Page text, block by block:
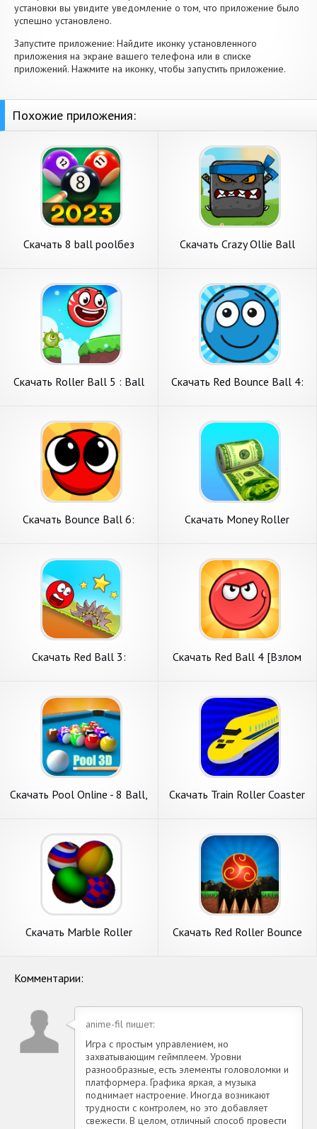
установки вы увидите уведомление о том, что приложение было
успешно установлено.
Запустите приложение: Найдите иконку установленного
приложения на экране вашего телефона или в списке
приложений. Нажмите на иконку, чтобы запустить приложение.
Похожие приложения:
Скачать 8 ball poolбез
Скачать Crazy Ollie Ball
Скачать Roller Ball 5 : Ball
Скачать Red Bounce Ball 4:
Андроид
Скачать Bounce Ball 6:
Скачать Money Roller
Скачать Red Ball 3:
Андроид
Скачать Red Ball 4 [Взлом
Скачать Pool Online - 8 Ball,
Скачать Train Roller Coaster
Скачать Marble Roller
Скачать Red Roller Bounce
Комментарии:
anime-fil пишет:
Игра с простым управлением, но
захватывающим геймплеем. Уровни
разнообразные, есть элементы головоломки и
платформера. Графика яркая, а музыка
поднимает настроение. Иногда возникают
трудности с контролем, но это добавляет
свежести. В целом, отличный способ провести